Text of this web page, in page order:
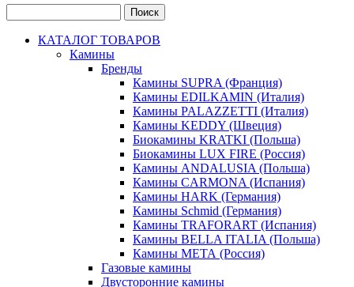
КАТАЛОГ ТОВАРОВ
Камины
Бренды
Камины SUPRA (Франция)
Камины EDILKAMIN (Италия)
Камины PALAZZETTI (Италия)
Камины KEDDY (Швеция)
Биокамины KRATKI (Польша)
Биокамины LUX FIRE (Россия)
Камины ANDALUSIA (Польша)
Камины CARMONA (Испания)
Камины HARK (Германия)
Камины Schmid (Германия)
Камины TRAFORART (Испания)
Камины BELLA ITALIA (Польша)
Камины МЕТА (Россия)
Газовые камины
Двусторонние камины